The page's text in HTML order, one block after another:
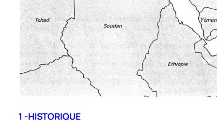
1 -HISTORIQUE